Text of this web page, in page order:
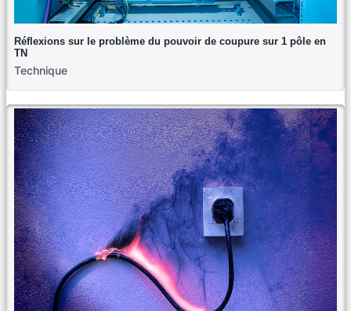
Réflexions sur le problème du pouvoir de coupure sur 1 pôle en
TN
Technique